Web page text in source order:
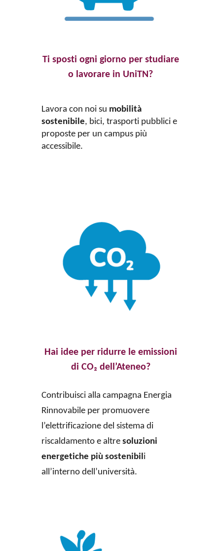
Ti sposti ogni giorno per studiare
o lavorare in UniTN?
Lavora con noi su mobilità
sostenibile, bici, trasporti pubblici e
proposte per un campus più
accessibile.
Hai idee per ridurre le emissioni
di CO₂ dell’Ateneo?
Contribuisci alla campagna Energia
Rinnovabile per promuovere
l’elettrificazione del sistema di
riscaldamento e altresoluzioni
energetiche più sostenibili
all’interno dell’università.